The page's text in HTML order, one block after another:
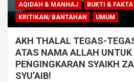
AQIDAH & MANHAJ BUKTI & FAKTA
KRITIKAN/ BANTAHAN
UMUM
AKH THALAL TEGAS-
ATAS NAMA ALLAH
PENGINGKARAN SYAIKH
SYU’AIB!